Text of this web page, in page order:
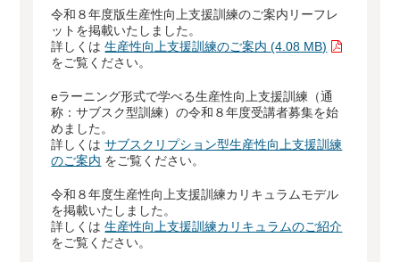
令和８年度版生産性向上支援訓練のご案内リーフレ
ットを掲載いたしました。
詳しくは 生産性向上支援訓練のご案内 (4.08 MB)
をご覧ください。
eラーニング形式で学べる生産性向上支援訓練（通
称：サブスク型訓練）の令和８年度受講者募集を始
めました。
詳しくは サブスクリプション型生産性向上支援訓練
のご案内 をご覧ください。
令和８年度生産性向上支援訓練カリキュラムモデル
を掲載いたしました。
詳しくは 生産性向上支援訓練カリキュラムのご紹介
をご覧ください。